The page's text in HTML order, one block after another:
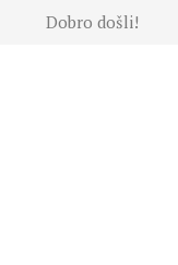
Dobro došli!
Moda